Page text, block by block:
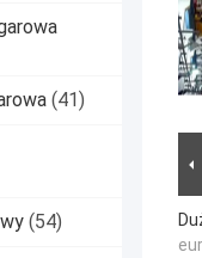
(41)
(54)